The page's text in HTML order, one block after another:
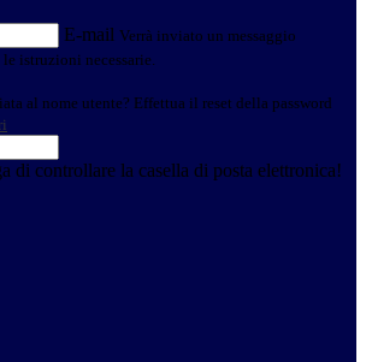
E-mail Verrà inviato un messaggio
istruzioni necessarie.
al nome utente? Effettua il reset della password
di controllare la casella di posta elettronica!